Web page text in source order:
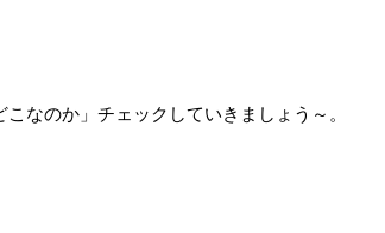
なのか」チェックしていきましょう～。